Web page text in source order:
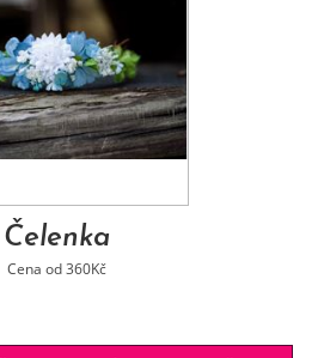
Čelenka
Cena od 360Kč